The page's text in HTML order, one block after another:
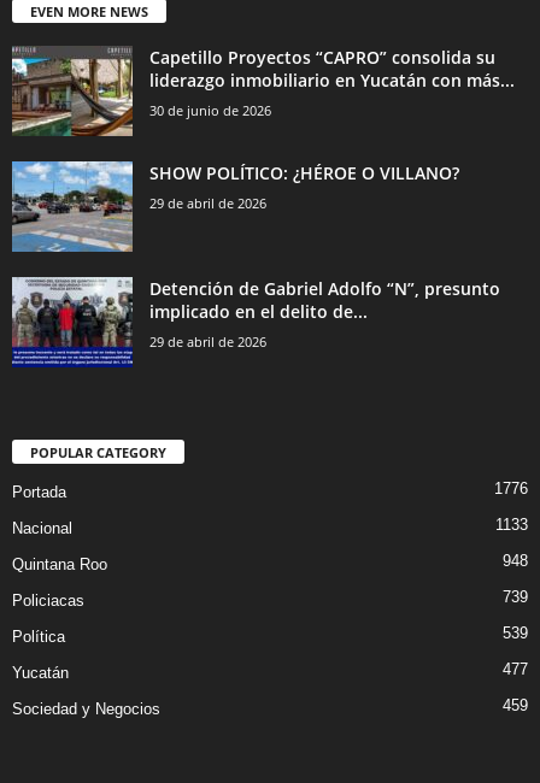
EVEN MORE NEWS
Capetillo Proyectos “CAPRO” consolida su
liderazgo inmobiliario en Yucatán con más...
30 de junio de 2026
SHOW POLÍTICO: ¿HÉROE O VILLANO?
29 de abril de 2026
Detención de Gabriel Adolfo “N”, presunto
implicado en el delito de...
29 de abril de 2026
POPULAR CATEGORY
Portada 1776
Nacional 1133
Quintana Roo 948
Policiacas 739
Política 539
Yucatán 477
Sociedad y Negocios 459